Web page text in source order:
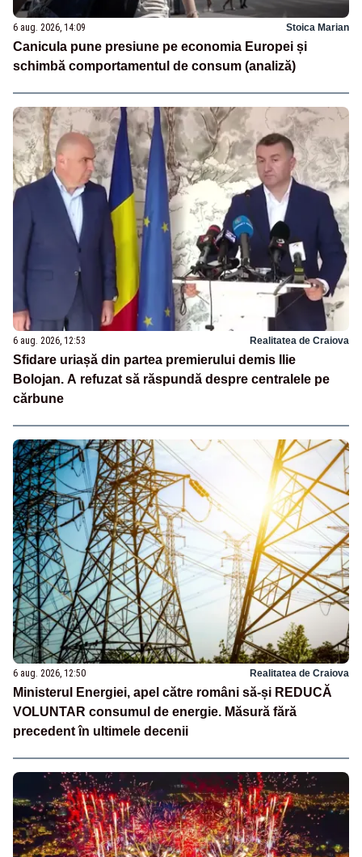
6 aug. 2026, 14:09 Stoica Marian
Canicula pune presiune pe economia Europei și
schimbă comportamentul de consum (analiză)
6 aug. 2026, 12:53 Realitatea de Craiova
Sfidare uriașă din partea premierului demis Ilie
Bolojan. A refuzat să răspundă despre centralele pe
cărbune
6 aug. 2026, 12:50 Realitatea de Craiova
Ministerul Energiei, apel către români să-și REDUCĂ
VOLUNTAR consumul de energie. Măsură fără
precedent în ultimele decenii